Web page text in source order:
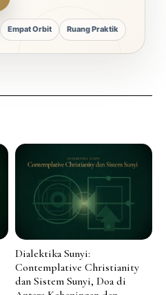
Empat Orbit Ruang Praktik
Dialektika Sunyi:
Contemplative Christianity
dan Sistem Sunyi, Doa di